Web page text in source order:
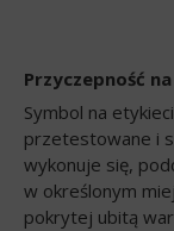
Przyczepność
Symbol na
przetestowane i
wykonuje się,
w określonym
pokrytej ubitą